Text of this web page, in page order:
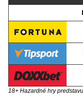
18+ Hazardné hry